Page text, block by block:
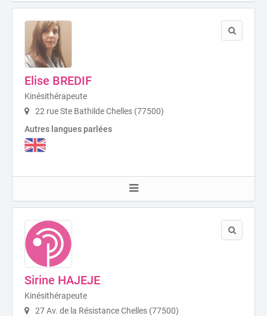
Elise BREDIF
Kinésithérapeute
22 rue Ste Bathilde Chelles (77500)
Autres langues parlées
Sirine HAJEJE
Kinésithérapeute
27 Av. de la Résistance Chelles (77500)